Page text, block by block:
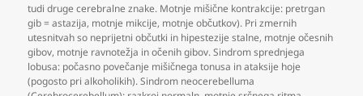
tudi druge cerebralne znake. Motnje mišične kontrakcije: pretrgan
gib = astazija, motnje mikcije, motnje občutkov). Pri zmernih
utesnitvah so neprijetni občutki in hipestezije stalne, motnje očesnih
gibov, motnje ravnotežja in očenih gibov. Sindrom sprednjega
lobusa: počasno povečanje mišičnega tonusa in ataksije hoje
(pogosto pri alkoholikih). Sindrom neocerebelluma